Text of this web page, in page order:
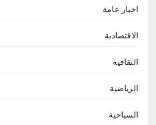
اخبار عامة
الاقتصادية
الثقافية
الرياضية
السياحية